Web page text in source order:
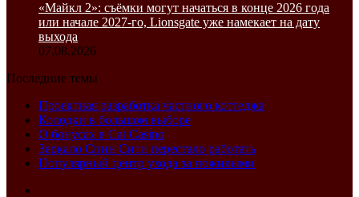
«Майкл 2»: съёмки могут начаться в конце 2026 года
или начале 2027-го, Lionsgate уже намекает на дату
выхода
07.08.2026
Последние темы
Проектная разработка частного коттеджа
Колодки в большом выборе
О бонусах в Cat Casino
Зеркало Спин Сити перестало работать
Популярный центр ухода за пожилыми